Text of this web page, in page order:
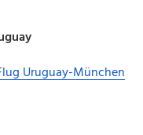
Uruguay-München